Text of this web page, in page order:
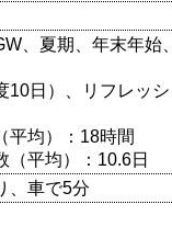
、夏期、年末年始、
10日）、リフレッシ
平均）：18時間
（平均）：10.6日
、車で5分